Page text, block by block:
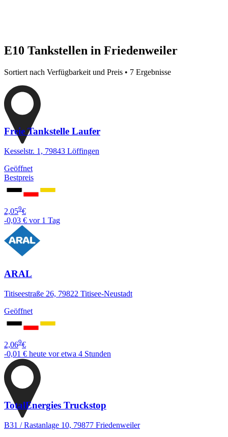
E10 Tankstellen in Friedenweiler
Sortiert nach Verfügbarkeit und Preis • 7 Ergebnisse
Freie Tankstelle Laufer
Kesselstr. 1, 79843 Löffingen
Geöffnet
Bestpreis
2,059€
-0,03 € vor 1 Tag
ARAL
Titiseestraße 26, 79822 Titisee-Neustadt
Geöffnet
2,069€
-0,01 € heute vor etwa 4 Stunden
TotalEnergies Truckstop
B31 / Rastanlage 10, 79877 Friedenweiler